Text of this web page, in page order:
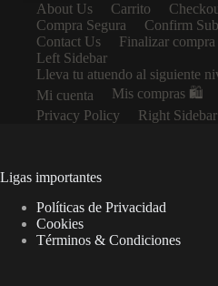
About Us Carrito
Compra Segura
Confirm
Contact Us
Finalizar compra
Left Sidebar
Lleva tu atuendo al siguiente
Mi cuenta
Mis compras 🛍️
Privacy Policy
Right Sidebar
Ligas importantes
Políticas de Privacidad
Cookies
Términos & Condiciones